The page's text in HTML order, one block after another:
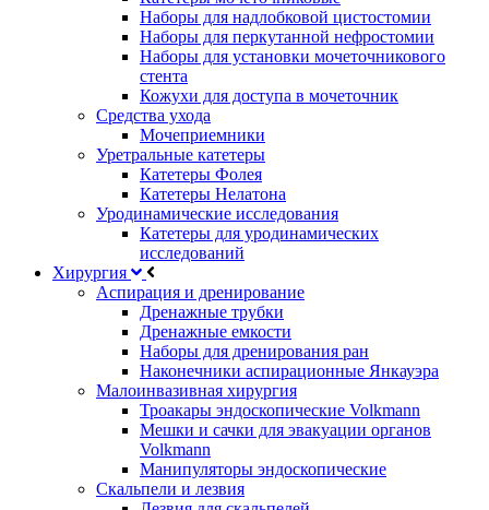
Наборы для надлобковой цистостомии
Наборы для перкутанной нефростомии
Наборы для установки мочеточникового
стента
Кожухи для доступа в мочеточник
Средства ухода
Мочеприемники
Уретральные катетеры
Катетеры Фолея
Катетеры Нелатона
Уродинамические исследования
Катетеры для уродинамических
исследований
Хирургия
Аспирация и дренирование
Дренажные трубки
Дренажные емкости
Наборы для дренирования ран
Наконечники аспирационные Янкауэра
Малоинвазивная хирургия
Троакары эндоскопические Volkmann
Мешки и сачки для эвакуации органов
Volkmann
Манипуляторы эндоскопические
Скальпели и лезвия